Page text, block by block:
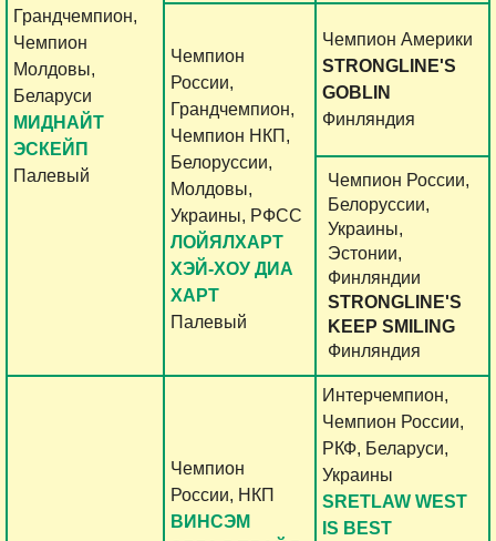
Грандчемпион,
Чемпион
Молдовы,
Беларуси
МИДНАЙТ
ЭСКЕЙП
Палевый
Чемпион
России,
Грандчемпион,
Чемпион НКП,
Белоруссии,
Молдовы,
Украины, РФСС
ЛОЙЯЛХАРТ
ХЭЙ-ХОУ ДИА
ХАРТ
Палевый
Чемпион Америки
STRONGLINE'S
GOBLIN
Финляндия
Чемпион России,
Белоруссии,
Украины,
Эстонии,
Финляндии
STRONGLINE'S
KEEP SMILING
Финляндия
Чемпион
России, НКП
ВИНСЭМ
Интерчемпион,
Чемпион России,
РКФ, Беларуси,
Украины
SRETLAW WEST
IS BEST